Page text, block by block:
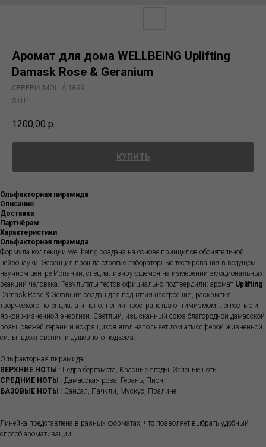
Аромат для дома WELLBEING Uplifting
Damask Rose & Geranium
CERERÍA MOLLÁ 1899
SKU:
1200,00 р.
КУПИТЬ
Ольфакторная пирамида
Описание
Доставка
Партнёрам
Характеристики
Ольфакторная пирамида
Формула коллекции Wellbeing создана на основе принципов обонятельной
нейронауки. Эссенция прошла строгие лабораторные тестирования в ведущем
научном центре Испании, специализирующемся на измерении эмоциональных
реакций человека. Результаты тестов официально подтвердили: аромат Uplifting
Damask Rose & Geranium создан для поднятия настроения, раскрытия
творческого потенциала и наполнения пространства оптимизмом, легкостью и
яркой жизненной энергией. Светлый, изысканный союз благородной дамасской
розы, свежей герани и искрящихся ягод наполняет дом атмосферой жизненной
силы, вдохновения и душевного подъема.
Ольфакторная пирамида :
ВЕРХНИЕ НОТЫ : Цедра бергамота, Красные ягоды, Зеленые ноты
СРЕДНИЕ НОТЫ : Дамасская роза, Герань, Пион
БАЗОВЫЕ НОТЫ : Сандал, Пачули, Мускус, Пралине
Линейка представлена в разных форматах, что позволяет выбрать удобный
способ ароматизации: